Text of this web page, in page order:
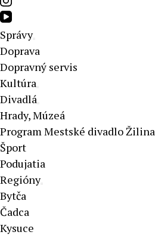
Správy
Doprava
Dopravný servis
Kultúra
Divadlá
Hrady, Múzeá
Program Mestské divadlo Žilina
Šport
Podujatia
Regióny
Bytča
Čadca
Kysuce